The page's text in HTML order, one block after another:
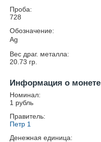
Проба:
728
Обозначение:
Ag
Вес драг. металла:
20.73 гр.
Информация о монете
Номинал:
1 рубль
Правитель:
Петр 1
Денежная единица: